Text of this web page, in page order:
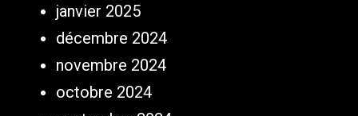
janvier 2025
décembre 2024
novembre 2024
octobre 2024